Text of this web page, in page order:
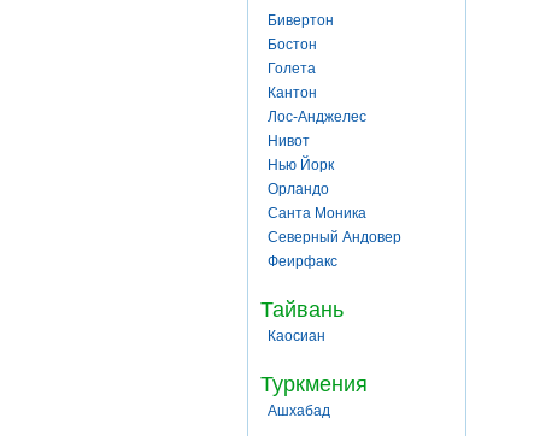
Бивертон
Бостон
Голета
Кантон
Лос-Анджелес
Нивот
Нью Йорк
Орландо
Санта Моника
Северный Андовер
Феирфакс
Тайвань
Каосиан
Туркмения
Ашхабад